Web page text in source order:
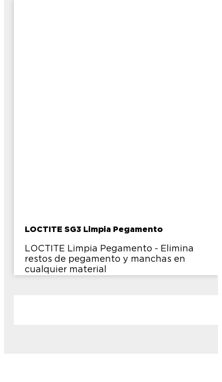
LOCTITE SG3 Limpia Pegamento
LOCTITE Limpia Pegamento - Elimina
restos de pegamento y manchas en
cualquier material